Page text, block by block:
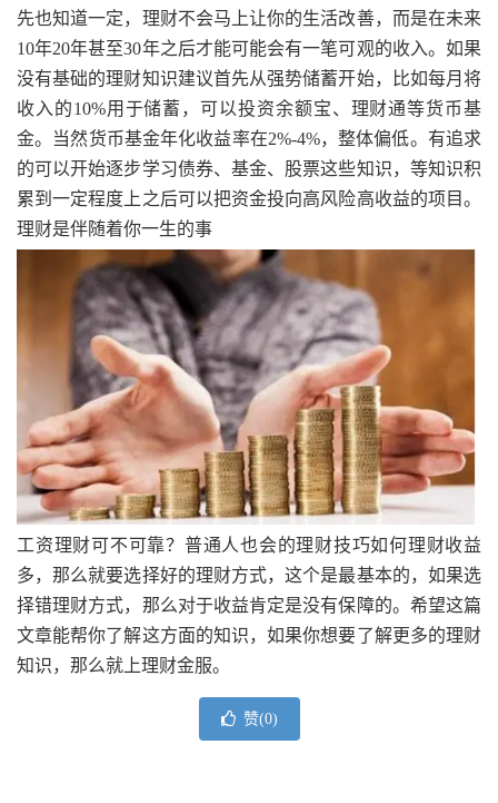
先也知道一定，理财不会马上让你的生活改善，而是在未来
10年20年甚至30年之后才能可能会有一笔可观的收入。如果
没有基础的理财知识建议首先从强势储蓄开始，比如每月将
收入的10%用于储蓄，可以投资余额宝、理财通等货币基
金。当然货币基金年化收益率在2%-4%，整体偏低。有追求
的可以开始逐步学习债券、基金、股票这些知识，等知识积
累到一定程度上之后可以把资金投向高风险高收益的项目。
理财是伴随着你一生的事
工资理财可不可靠？普通人也会的理财技巧如何理财收益
多，那么就要选择好的理财方式，这个是最基本的，如果选
择错理财方式，那么对于收益肯定是没有保障的。希望这篇
文章能帮你了解这方面的知识，如果你想要了解更多的理财
知识，那么就上理财金服。
赞(0)